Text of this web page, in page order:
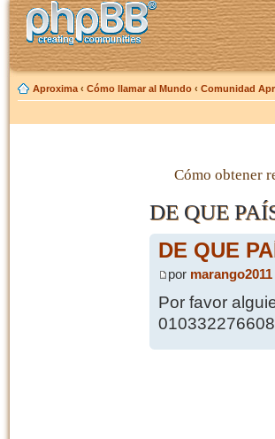
Aproxima ‹ Cómo llamar al Mundo ‹ Comunidad
Cómo obtener
DE QUE
DE QUE
por marango2011
Por favor